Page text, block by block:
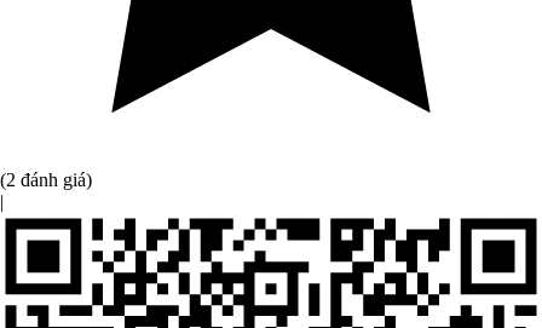
(2 đánh giá)
|